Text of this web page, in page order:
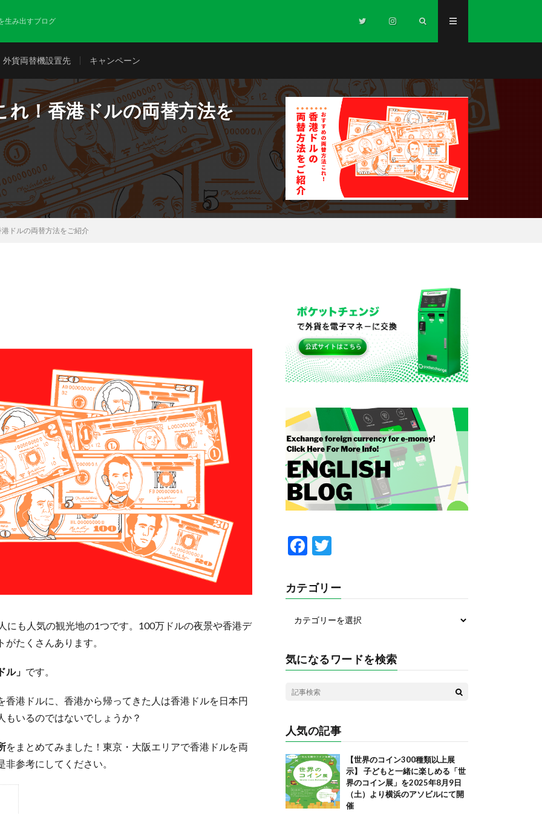
生み出すブログ
外貨両替機設置先 キャンペーン
れ！香港ドルの両替方法を
ドルの両替方法をご紹介
にも人気の観光地の1つです。100万ドルの夜景や香港デ
たくさんあります。
ル」 です。
港ドルに、香港から帰ってきた人は香港ドルを日本円
いるのではないでしょうか？
をまとめてみました！東京・大阪エリアで香港ドルを両
参考にしてください。
F
e
b
o
k
T
itt
er
カテゴリー
気になるワードを検索
人気の記事
【世界のコイン300種類以上展
示】 子どもと一緒に楽しめる「世
界のコイン展」を2025年8月9日
（土）より横浜のアソビルにて開
催